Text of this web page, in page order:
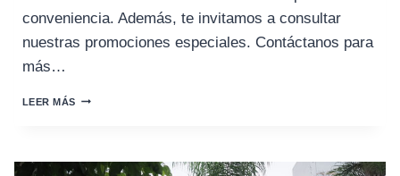
conveniencia. Además, te invitamos a consultar
nuestras promociones especiales. Contáctanos para
más…
LEER MÁSHOTEL